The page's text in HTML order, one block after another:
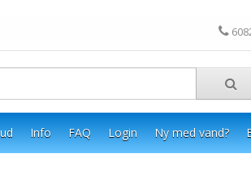
Info FAQ Login Ny med vand?